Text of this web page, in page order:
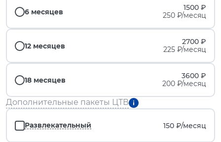
6 месяцев
1500 ₽
250 ₽/месяц
12 месяцев
2700 ₽
225 ₽/месяц
18 месяцев
3600 ₽
200 ₽/месяц
Дополнительные пакеты ЦТВ
Развлекательный 150 ₽/месяц